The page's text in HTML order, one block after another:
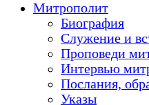
Митрополит
Биография
Служение и
Проповеди
Интервью
Послания,
Указы